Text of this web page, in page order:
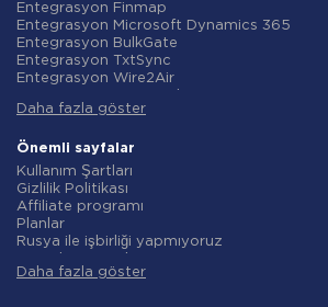
Entegrasyon Airtable
Entegrasyon Google Contacts
Entegrasyon OpenAI (ChatGPT)
Entegrasyon Instagram
Entegrasyon ActiveCampaign
Entegrasyon Typeform
Entegrasyon Salesforce CRM
Entegrasyon Notion
Entegrasyon AWeber
Entegrasyon Asana
Entegrasyon ZOHO CRM
Entegrasyon Webhooks
Entegrasyon GetResponse
Entegrasyon WooCommerce
Entegrasyon Finmap
Entegrasyon Microsoft Dynamics 365
Entegrasyon BulkGate
Entegrasyon TxtSync
Entegrasyon Wire2Air
Entegrasyon Infobip
Entegrasyon AtomPark
Entegrasyon TXTImpact
Entegrasyon Campaign Monitor
Entegrasyon CM.com
Entegrasyon D7 Networks
Entegrasyon SMS.to
Entegrasyon SMSGlobal
Entegrasyon Textlocal
Daha fazla göster
Önemli sayfalar
Kullanım Şartları
Gizlilik Politikası
Affiliate programı
Planlar
Rusya ile işbirliği yapmıyoruz
iade politikasi
Daha fazla göster